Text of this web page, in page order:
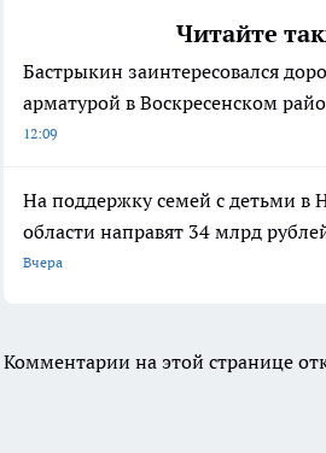
Читайте
Бастрыкин заинтересовался
арматурой в Воскресенском
12:09
На поддержку семей с детьми в
области направят 34 млрд
Вчера
Комментарии на этой странице